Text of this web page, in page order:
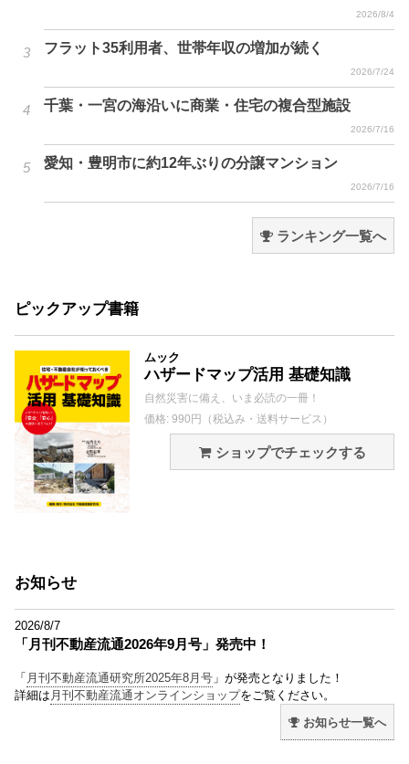
2026/8/4
フラット35利用者、世帯年収の増加が続く
2026/7/24
千葉・一宮の海沿いに商業・住宅の複合型施設
2026/7/16
愛知・豊明市に約12年ぶりの分譲マンション
2026/7/16
ランキング一覧へ
ピックアップ書籍
ムック
ハザードマップ活用 基礎知識
自然災害に備え、いま必読の一冊！
価格: 990円（税込み・送料サービス）
ショップでチェックする
お知らせ
2026/8/7
「月刊不動産流通2026年9月号」発売中！
「 月刊不動産流通研究所2025年8月号 」が発売となりました！
詳細は 月刊不動産流通オンラインショップをご覧ください。
お知らせ一覧へ